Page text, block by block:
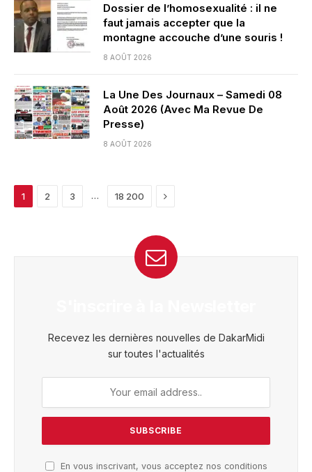
Dossier de l’homosexualité : il ne
faut jamais accepter que la
montagne accouche d’une souris !
8 AOÛT 2026
La Une Des Journaux – Samedi 08
Août 2026 (Avec Ma Revue De
Presse)
8 AOÛT 2026
1 2 3 … 18 200 Next
Recevez les dernières nouvelles de DakarMidi
sur toutes l'actualités
En vous inscrivant, vous acceptez nos conditions